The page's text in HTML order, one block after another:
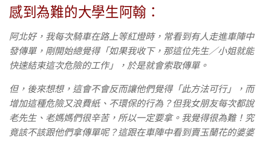
感到為難的大學生阿翰：
阿北好，我每次騎車在路上等紅燈時，常看到有人走進車陣中
發傳單，剛開始總覺得「如果我收下，那這位先生／小姐就能
快速結束這次危險的工作」，於是就會索取傳單。
但，後來想想，這會不會反而讓他們覺得「此方法可行」，而
增加這種危險又浪費紙、不環保的行為？但我女朋友每次都說
老先生、老媽媽們很辛苦，所以一定要拿。我覺得很為難！究
竟該不該跟他們拿傳單呢？這跟在車陣中看到賣玉蘭花的婆婆